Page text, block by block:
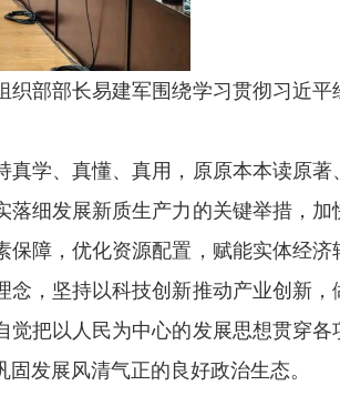
部部长易建军围绕学习贯彻习近平
学、真懂、真用，原原本本读原著
细发展新质生产力的关键举措，加
障，优化资源配置，赋能实体经济
，坚持以科技创新推动产业创新，
把以人民为中心的发展思想贯穿各
发展风清气正的良好政治生态。